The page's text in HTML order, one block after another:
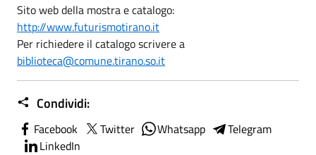
Sito web della mostra e catalogo:
http://www.futurismotirano.it
Per richiedere il catalogo scrivere a
biblioteca@comune.tirano.so.it
Condividi:
Facebook Twitter Whatsapp
Telegram
LinkedIn